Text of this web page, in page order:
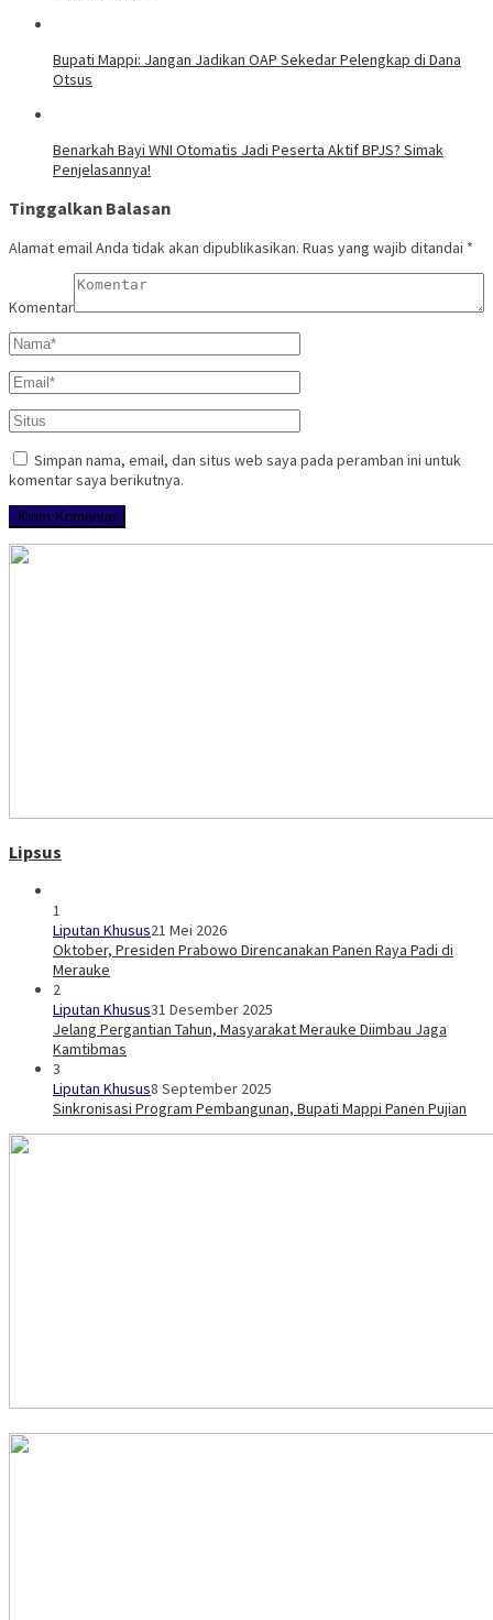
Bupati Mappi: Jangan Jadikan OAP Sekedar Pelengkap di Dana
Otsus
Benarkah Bayi WNI Otomatis Jadi Peserta Aktif BPJS? Simak
Penjelasannya!
Tinggalkan Balasan
Alamat email Anda tidak akan dipublikasikan. Ruas yang wajib ditandai *
Komentar
Simpan nama, email, dan situs web saya pada peramban ini untuk
komentar saya berikutnya.
Lipsus
1
Liputan Khusus21 Mei 2026
Oktober, Presiden Prabowo Direncanakan Panen Raya Padi di
Merauke
2
Liputan Khusus31 Desember 2025
Jelang Pergantian Tahun, Masyarakat Merauke Diimbau Jaga
Kamtibmas
3
Liputan Khusus8 September 2025
Sinkronisasi Program Pembangunan, Bupati Mappi Panen Pujian